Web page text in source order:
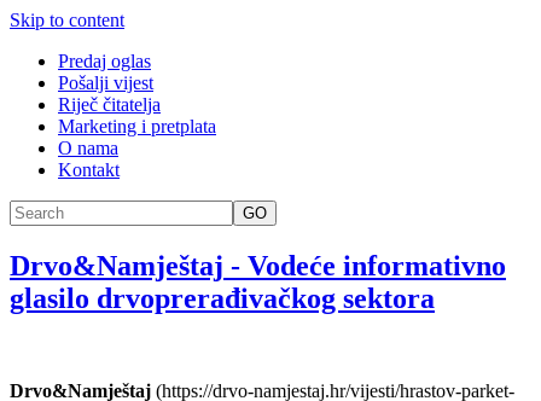
Skip to content
Predaj oglas
Pošalji vijest
Riječ čitatelja
Marketing i pretplata
O nama
Kontakt
GO
Drvo&Namještaj - Vodeće informativno
glasilo drvoprerađivačkog sektora
Drvo&Namještaj (https://drvo-namjestaj.hr/vijesti/hrastov-parket-